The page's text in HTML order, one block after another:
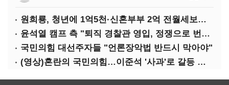
원희룡, 청년에 1억5천·신혼부부 2억 전월세보증금 대출 공약
윤석열 캠프 측 "퇴직 경찰관 영입, 정쟁으로 번져…사죄"
국민의힘 대선주자들 "언론장악법 반드시 막아야"
(영상)혼란의 국민의힘…이준석 '사과'로 갈등 수습하나